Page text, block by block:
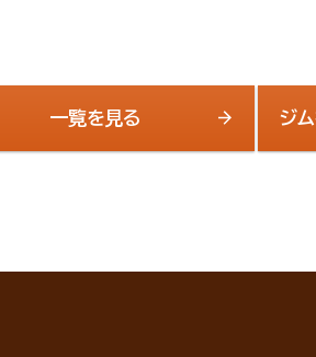
一覧を見る
ジ